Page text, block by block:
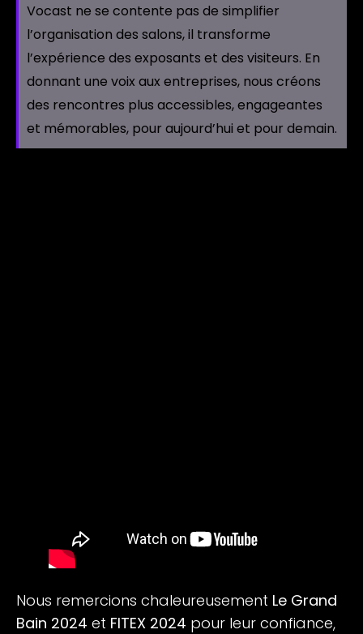
Vocast ne se contente pas de simplifier
l’organisation des salons, il transforme
l’expérience des exposants et des visiteurs. En
donnant une voix aux entreprises, nous créons
des rencontres plus accessibles, engageantes
et mémorables, pour aujourd’hui et pour demain.
Nous remercions chaleureusement Le Grand
Bain 2024 et FITEX 2024 pour leur confiance,